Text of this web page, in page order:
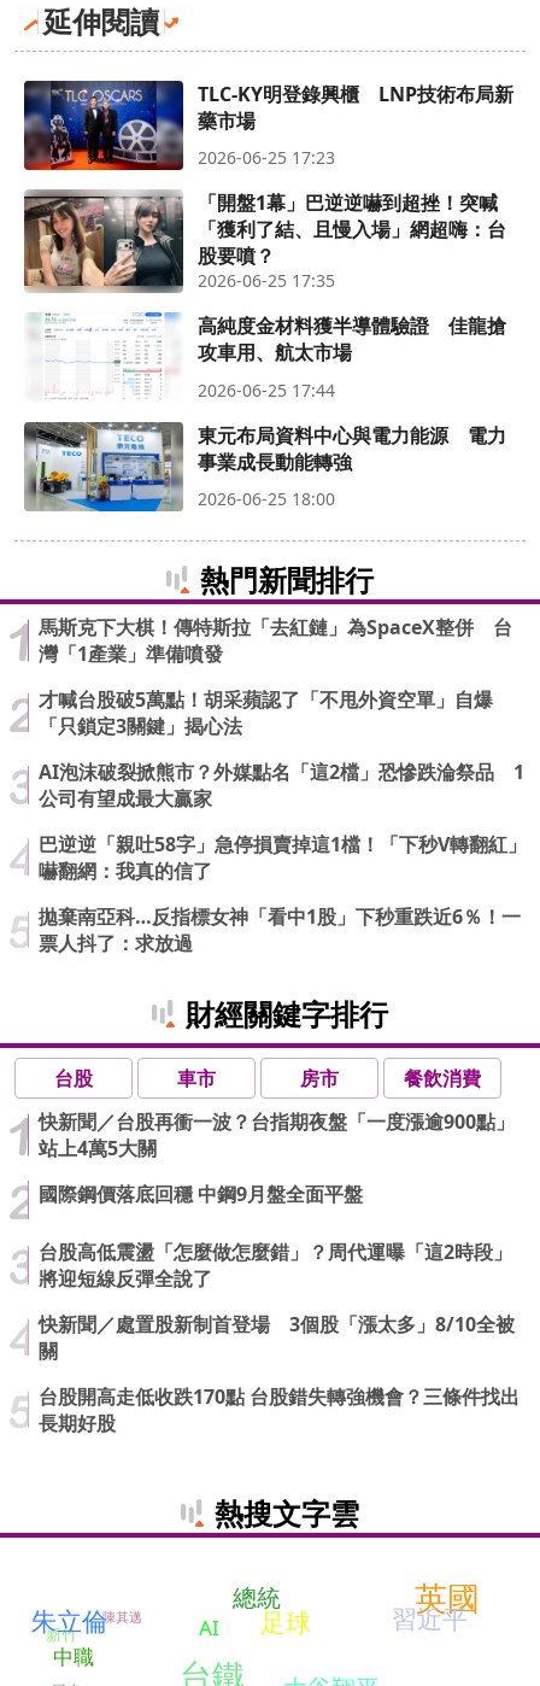
延伸閱讀
TLC-KY明登錄興櫃 LNP技術布局新
藥市場
2026-06-25 17:23
「開盤1幕」巴逆逆嚇到超挫！突喊
「獲利了結、且慢入場」網超嗨：台
股要噴？
2026-06-25 17:35
高純度金材料獲半導體驗證 佳龍搶
攻車用、航太市場
2026-06-25 17:44
東元布局資料中心與電力能源 電力
事業成長動能轉強
2026-06-25 18:00
熱門新聞排行
馬斯克下大棋！傳特斯拉「去紅鏈」為SpaceX整併 台
灣「1產業」準備噴發
才喊台股破5萬點！胡采蘋認了「不甩外資空單」自爆
「只鎖定3關鍵」揭心法
AI泡沫破裂掀熊市？外媒點名「這2檔」恐慘跌淪祭品 1
公司有望成最大贏家
巴逆逆「親吐58字」急停損賣掉這1檔！「下秒V轉翻紅」
嚇翻網：我真的信了
拋棄南亞科…反指標女神「看中1股」下秒重跌近6％！一
票人抖了：求放過
財經關鍵字排行
台股 車市 房市
餐飲消費
快新聞／台股再衝一波？台指期夜盤「一度漲逾900點」
站上4萬5大關
國際鋼價落底回穩 中鋼9月盤全面平盤
台股高低震盪「怎麼做怎麼錯」？周代運曝「這2時段」
將迎短線反彈全說了
快新聞／處置股新制首登場 3個股「漲太多」8/10全被
關
台股開高走低收跌170點 台股錯失轉強機會？三條件找出
長期好股
熱搜文字雲
新竹
陳其邁 英國
朱立倫
台鐵
足球
AI 習近平
總統
中職